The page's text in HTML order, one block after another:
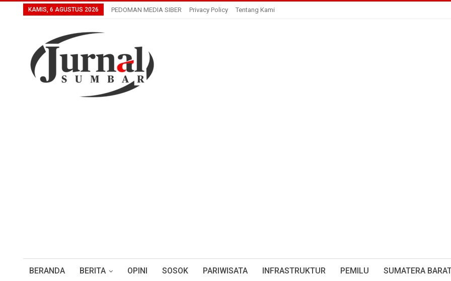
KAMIS, 6 AGUSTUS 2026 PEDOMAN MEDIA SIBER Privacy Policy Tentang Kami
BERANDA BERITA OPINI SOSOK PARIWISATA INFRASTRUKTUR PEMILU SUMATERA